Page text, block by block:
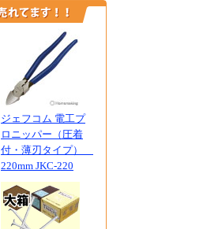
ジェフコム 電工プ
ロニッパー（圧着
付・薄刃タイプ）
220mm JKC-220